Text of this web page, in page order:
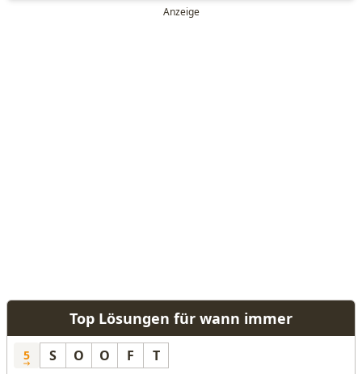
Top Lösungen für wann immer
5 S O O F T